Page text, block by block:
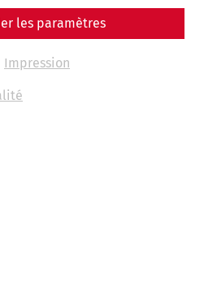
les paramètres
Impression
oremail. Our competent
to advise you and find a